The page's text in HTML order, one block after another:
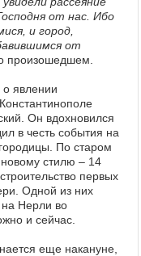
от нас. Ибо
и город,
от
произошедшем.
о явлении
Он вдохновился
в честь события на
По старом
стилю – 14
первых
Одной из них
Нерли во
и сейчас.
еще накануне,